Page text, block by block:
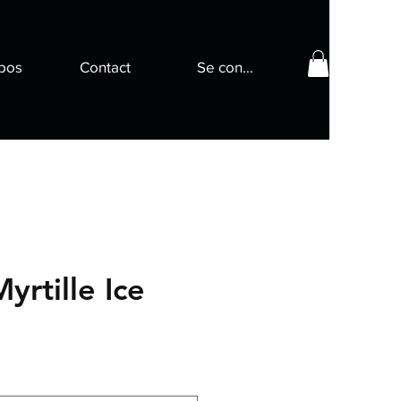
Contact Se connecter
Ice